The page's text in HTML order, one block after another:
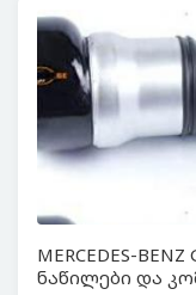
MERCEDES-
ნაწილები და